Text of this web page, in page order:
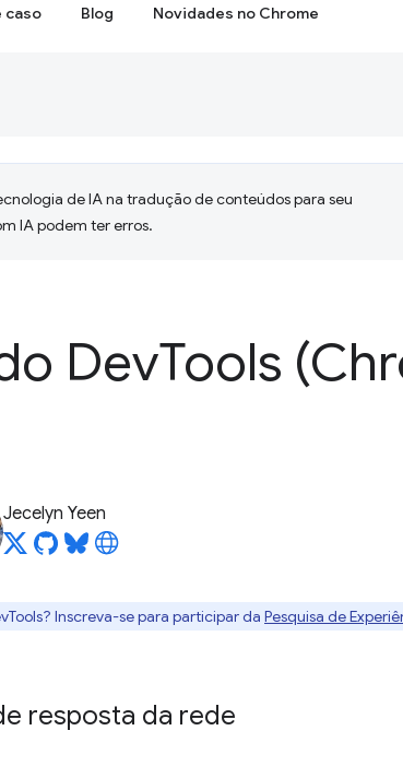
caso Blog Novidades no Chrome
de IA na tradução de conteúdos para seu
IA podem ter erros.
DevTools
Jecelyn Yeen
Inscreva-se para participar da Pesquisa de
resposta da rede